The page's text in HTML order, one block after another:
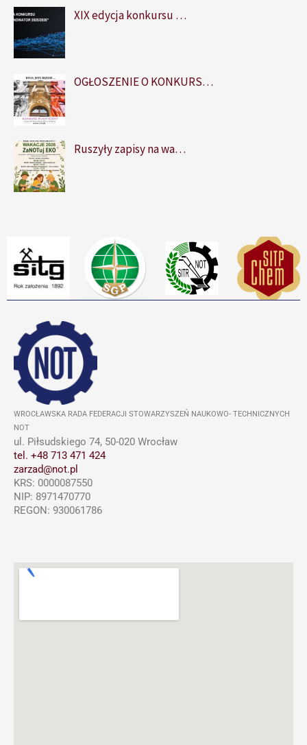
XIX edycja konkursu …
OGŁOSZENIE O KONKURS…
Ruszyły zapisy na wa…
WROCŁAWSKA RADA FEDERACJI STOWARZYSZEŃ NAUKOWO- TECHNICZNYCH
NOT
ul. Piłsudskiego 74, 50-020 Wrocław
tel. +48 713 471 424
zarzad@not.pl
KRS: 0000087550
NIP: 8971470770
REGON: 930061786